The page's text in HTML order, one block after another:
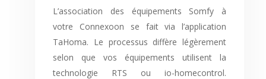
L’association des équipements Somfy à
votre Connexoon se fait via l’application
TaHoma. Le processus diffère légèrement
selon que vos équipements utilisent la
technologie RTS ou io-homecontrol.